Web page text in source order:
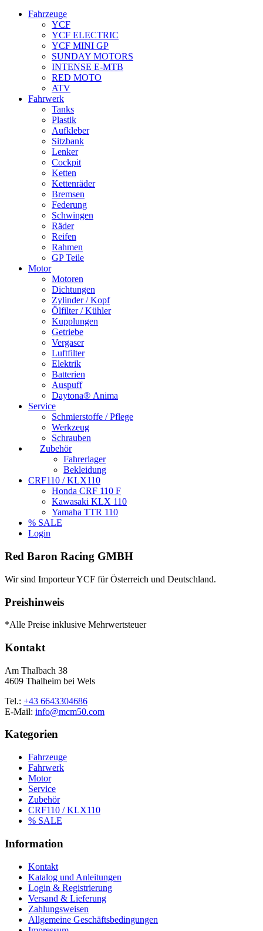
Produktseite
gewählt
Fahrzeuge
YCF
YCF ELECTRIC
YCF MINI GP
SUNDAY MOTORS
INTENSE E-MTB
RED MOTO
ATV
Fahrwerk
Tanks
Plastik
Aufkleber
Sitzbank
Lenker
Cockpit
Ketten
Kettenräder
Bremsen
Federung
Schwingen
Räder
Reifen
Rahmen
GP Teile
Motor
Motoren
Dichtungen
Zylinder / Kopf
Ölfilter / Kühler
Kupplungen
Getriebe
Vergaser
Luftfilter
Elektrik
Batterien
Auspuff
Daytona® Anima
Service
Schmierstoffe / Pflege
Werkzeug
Schrauben
Zubehör
Fahrerlager
Bekleidung
CRF110 / KLX110
Honda CRF 110 F
Kawasaki KLX 110
Yamaha TTR 110
% SALE
Login
Red Baron Racing GMBH
Wir sind Importeur YCF für Österreich und Deutschland.
Preishinweis
*Alle Preise inklusive Mehrwertsteuer
Kontakt
Am Thalbach 38
4609 Thalheim bei Wels
Tel.: +43 6643304686
E-Mail: info@mcm50.com
Kategorien
Fahrzeuge
Fahrwerk
Motor
Service
Zubehör
CRF110 / KLX110
% SALE
Information
Kontakt
Katalog und Anleitungen
Login & Registrierung
Versand & Lieferung
Zahlungsweisen
Allgemeine Geschäftsbedingungen